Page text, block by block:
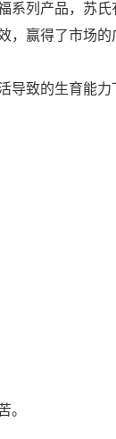
系列产品，苏
赢得了市场的
导致的生育能力
。